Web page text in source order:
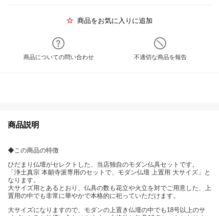
商品をお気に入りに追加
商品についての問い合わせ 不適切な商品を報告
商品説明
◆この商品の特徴
ひだまり仏壇がセレクトした、当店独自のモダン仏具セットです。
「浄土真宗 本願寺派専用のセットで、モダン仏壇 上置用 大サイズ」と
なります。
大サイズ用とあるとおり、仏具の数も花立や火立を対でご用意した、上
置用の中でも非常に華やかで本格的に祀っていただけます。
大サイズになりますので、モダンの上置き仏壇の中でも18号以上のサ